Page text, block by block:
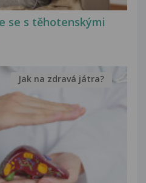
se s těhotenskými
Jak na zdravá játra?